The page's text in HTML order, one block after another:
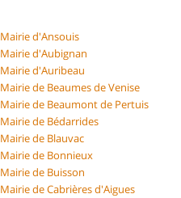
Mairie d'Ansouis
Mairie d'Aubignan
Mairie d'Auribeau
Mairie de Beaumes de Venise
Mairie de Beaumont de Pertuis
Mairie de Bédarrides
Mairie de Blauvac
Mairie de Bonnieux
Mairie de Buisson
Mairie de Cabrières d'Aigues